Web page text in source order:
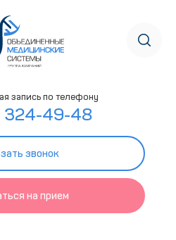
звонок
на прием
запись по телефону
324-49-48